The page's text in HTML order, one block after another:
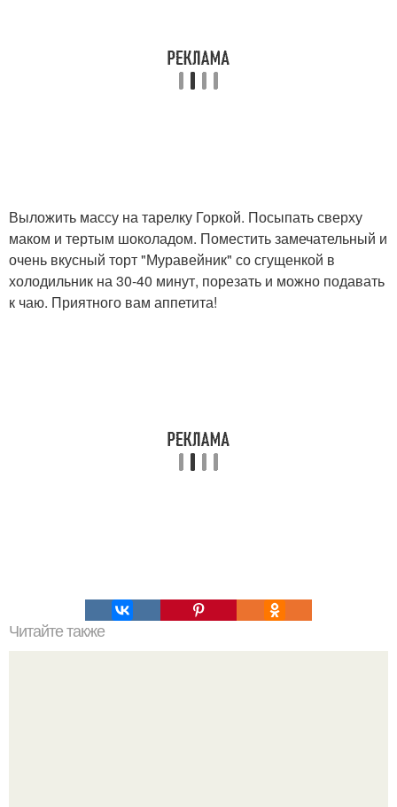
Выложить массу на тарелку Горкой. Посыпать сверху
маком и тертым шоколадом. Поместить замечательный и
очень вкусный торт "Муравейник" со сгущенкой в
холодильник на 30-40 минут, порезать и можно подавать
к чаю. Приятного вам аппетита!
Читайте также